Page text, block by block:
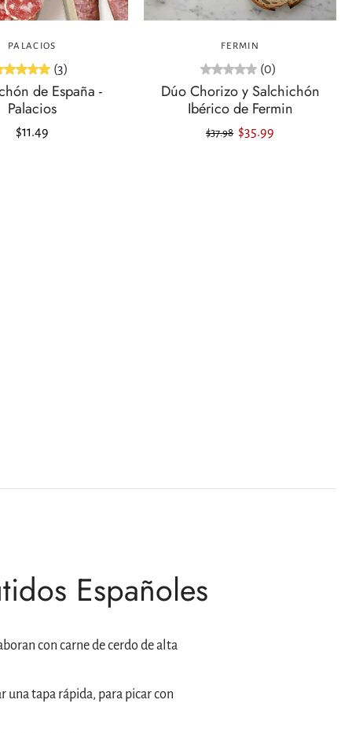
PALACIOS
(3)
de España -
Palacios
$11.49
FERMIN
(0)
Dúo Chorizo ​​y Salchichón
Ibérico de Fermin
$37.98 $35.99
Españoles
con carne de cerdo de alta
una tapa rápida, para picar con